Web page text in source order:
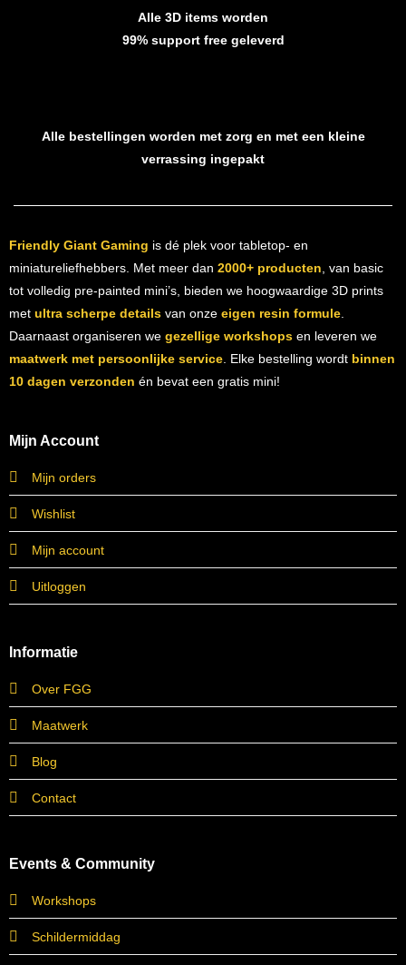
Alle 3D items worden
99% support free geleverd
Alle bestellingen worden met zorg en met een kleine
verrassing ingepakt
Friendly Giant Gaming is dé plek voor tabletop- en
miniatureliefhebbers. Met meer dan 2000+ producten, van basic
tot volledig pre-painted mini’s, bieden we hoogwaardige 3D prints
met ultra scherpe detailsvan onze eigen resin formule.
Daarnaast organiseren we gezellige workshopsen leveren we
maatwerk met persoonlijke service. Elke bestelling wordt binnen
10 dagen verzonden én bevat een gratis mini!
Mijn Account
Mijn orders
Wishlist
Mijn account
Uitloggen
Informatie
Over FGG
Maatwerk
Blog
Contact
Events & Community
Workshops
Schildermiddag